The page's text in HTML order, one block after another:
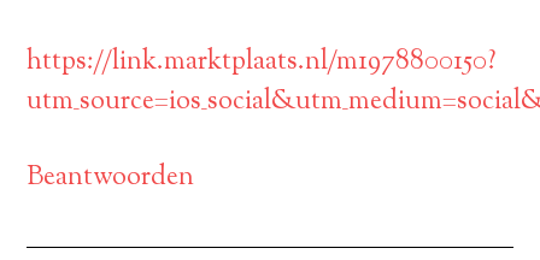
https://link.marktplaats.nl/m1978800150?
Beantwoorden